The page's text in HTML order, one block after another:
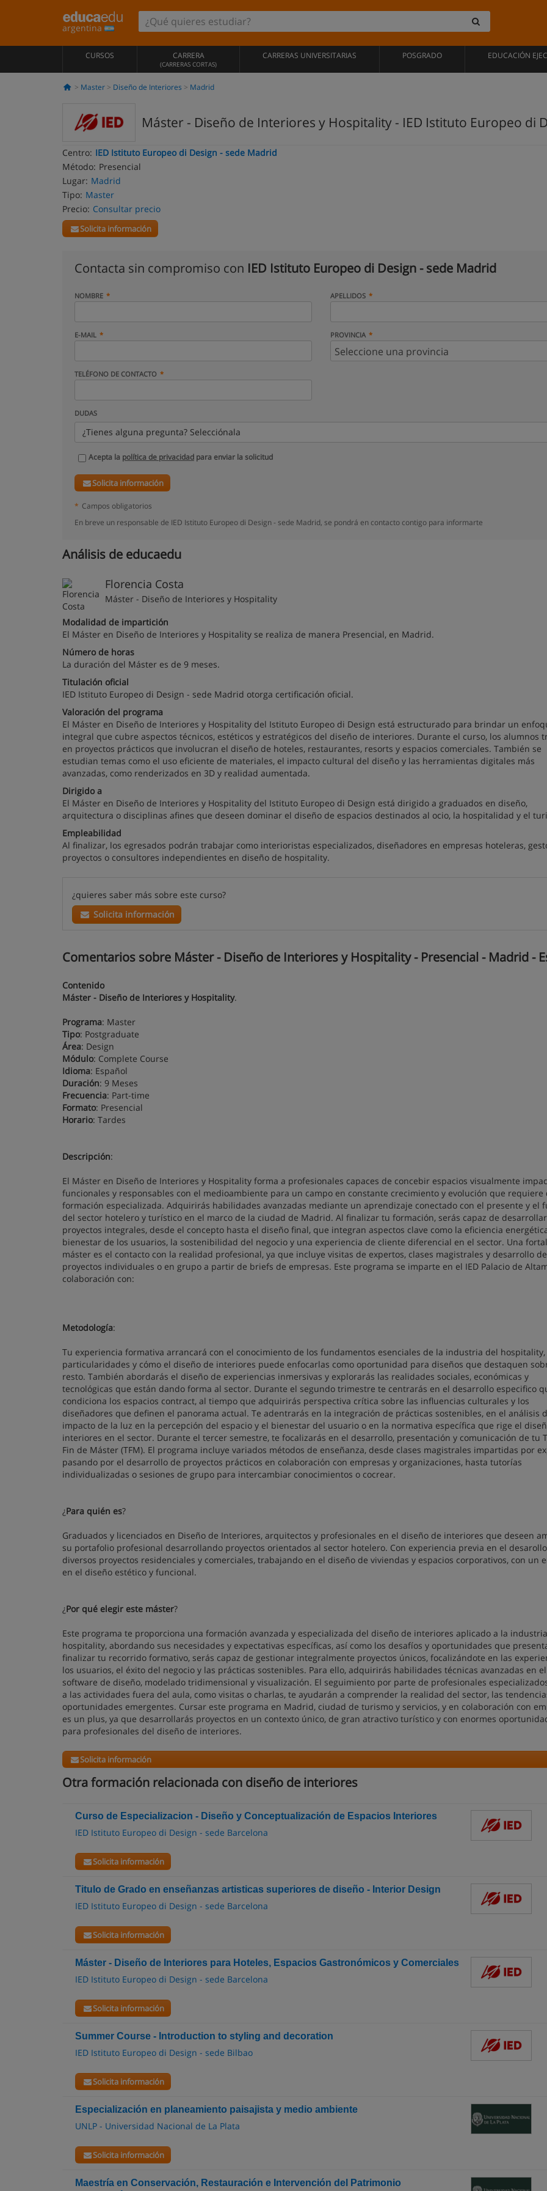
argentina
CURSOS CARRERA
(CARRERAS CORTAS)
CARRERAS UNIVERSITARIAS POSGRADO EDUCACIÓN
Master Diseño de Interiores Madrid
Máster - Diseño de Interiores y Hospitality - IED Istituto Europeo di
Centro: IED Istituto Europeo di Design - sede Madrid
Método: Presencial
Lugar: Madrid
Tipo: Master
Precio: Consultar precio
Solicita información
Contacta sin compromiso con IED Istituto Europeo di Design - sede Madrid
NOMBRE APELLIDOS
E-MAIL PROVINCIA
TELÉFONO DE CONTACTO
DUDAS
¿Tienes alguna pregunta? Selecciónala
Acepta la política de privacidad para enviar la solicitud
Solicita información
* Campos obligatorios
En breve un responsable de IED Istituto Europeo di Design - sede Madrid, se pondrá en contacto contigo para informarte
Análisis de educaedu
Florencia Costa
Máster - Diseño de Interiores y Hospitality
Modalidad de impartición
El Máster en Diseño de Interiores y Hospitality se realiza de manera Presencial, en Madrid.
Número de horas
La duración del Máster es de 9 meses.
Titulación oficial
IED Istituto Europeo di Design - sede Madrid otorga certificación oficial.
Valoración del programa
El Máster en Diseño de Interiores y Hospitality del Istituto Europeo di Design está estructurado para brindar un
integral que cubre aspectos técnicos, estéticos y estratégicos del diseño de interiores. Durante el curso, los alumnos
en proyectos prácticos que involucran el diseño de hoteles, restaurantes, resorts y espacios comerciales. También se
estudian temas como el uso eficiente de materiales, el impacto cultural del diseño y las herramientas digitales más
avanzadas, como renderizados en 3D y realidad aumentada.
Dirigido a
El Máster en Diseño de Interiores y Hospitality del Istituto Europeo di Design está dirigido a graduados en diseño,
arquitectura o disciplinas afines que deseen dominar el diseño de espacios destinados al ocio, la hospitalidad y el
Empleabilidad
Al finalizar, los egresados podrán trabajar como interioristas especializados, diseñadores en empresas hoteleras,
proyectos o consultores independientes en diseño de hospitality.
¿quieres saber más sobre este curso?
Solicita información
Comentarios sobre Máster - Diseño de Interiores y Hospitality - Presencial - Madrid -
Contenido
Máster - Diseño de Interiores y Hospitality.
Programa: Master
Tipo: Postgraduate
Área: Design
Módulo: Complete Course
Idioma: Español
Duración: 9 Meses
Frecuencia: Part-time
Formato: Presencial
Horario: Tardes
Descripción:
El Máster en Diseño de Interiores y Hospitality forma a profesionales capaces de concebir espacios visualmente
funcionales y responsables con el medioambiente para un campo en constante crecimiento y evolución que requiere
formación especializada. Adquirirás habilidades avanzadas mediante un aprendizaje conectado con el presente y el
del sector hotelero y turístico en el marco de la ciudad de Madrid. Al finalizar tu formación, serás capaz de desarrollar
proyectos integrales, desde el concepto hasta el diseño final, que integran aspectos clave como la eficiencia
bienestar de los usuarios, la sostenibilidad del negocio y una experiencia de cliente diferencial en el sector. Una
máster es el contacto con la realidad profesional, ya que incluye visitas de expertos, clases magistrales y desarrollo de
proyectos individuales o en grupo a partir de briefs de empresas. Este programa se imparte en el IED Palacio de
colaboración con:
Metodología:
Tu experiencia formativa arrancará con el conocimiento de los fundamentos esenciales de la industria del hospitality,
particularidades y cómo el diseño de interiores puede enfocarlas como oportunidad para diseños que destaquen
resto. También abordarás el diseño de experiencias inmersivas y explorarás las realidades sociales, económicas y
tecnológicas que están dando forma al sector. Durante el segundo trimestre te centrarás en el desarrollo especifico
condiciona los espacios contract, al tiempo que adquirirás perspectiva crítica sobre las influencias culturales y los
diseñadores que definen el panorama actual. Te adentrarás en la integración de prácticas sostenibles, en el análisis
impacto de la luz en la percepción del espacio y el bienestar del usuario o en la normativa específica que rige el
interiores en el sector. Durante el tercer semestre, te focalizarás en el desarrollo, presentación y comunicación de tu
Fin de Máster (TFM). El programa incluye variados métodos de enseñanza, desde clases magistrales impartidas por
pasando por el desarrollo de proyectos prácticos en colaboración con empresas y organizaciones, hasta tutorías
individualizadas o sesiones de grupo para intercambiar conocimientos o cocrear.
¿Para quién es?
Graduados y licenciados en Diseño de Interiores, arquitectos y profesionales en el diseño de interiores que deseen
su portafolio profesional desarrollando proyectos orientados al sector hotelero. Con experiencia previa en el
diversos proyectos residenciales y comerciales, trabajando en el diseño de viviendas y espacios corporativos, con un
en el diseño estético y funcional.
¿Por qué elegir este máster?
Este programa te proporciona una formación avanzada y especializada del diseño de interiores aplicado a la
hospitality, abordando sus necesidades y expectativas específicas, así como los desafíos y oportunidades que
finalizar tu recorrido formativo, serás capaz de gestionar integralmente proyectos únicos, focalizándote en las
los usuarios, el éxito del negocio y las prácticas sostenibles. Para ello, adquirirás habilidades técnicas avanzadas en
software de diseño, modelado tridimensional y visualización. El seguimiento por parte de profesionales
a las actividades fuera del aula, como visitas o charlas, te ayudarán a comprender la realidad del sector, las
oportunidades emergentes. Cursar este programa en Madrid, ciudad de turismo y servicios, y en colaboración con
es un plus, ya que desarrollarás proyectos en un contexto único, de gran atractivo turístico y con enormes
para profesionales del diseño de interiores.
Solicita información
Otra formación relacionada con diseño de interiores
Curso de Especializacion - Diseño y Conceptualización de Espacios Interiores
IED Istituto Europeo di Design - sede Barcelona
Solicita información
Titulo de Grado en enseñanzas artisticas superiores de diseño - Interior Design
IED Istituto Europeo di Design - sede Barcelona
Solicita información
Máster - Diseño de Interiores para Hoteles, Espacios Gastronómicos y Comerciales
IED Istituto Europeo di Design - sede Barcelona
Solicita información
Summer Course - Introduction to styling and decoration
IED Istituto Europeo di Design - sede Bilbao
Solicita información
Especialización en planeamiento paisajista y medio ambiente
UNLP - Universidad Nacional de La Plata
Solicita información
Maestría en Conservación, Restauración e Intervención del Patrimonio